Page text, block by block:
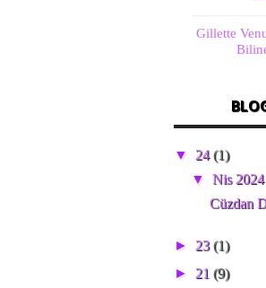
Gillette
▼ 24(1)
▼ Nis 2024
Cüzdan
► 23(1)
► 21 (9)